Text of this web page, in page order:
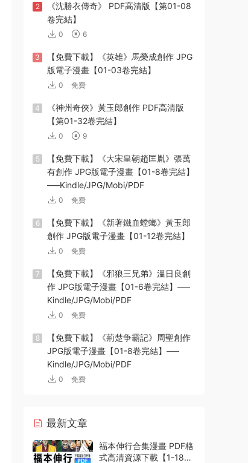
2
《沈勝衣傳奇》 PDF高清版【第01-08
卷完結】
0 6
3
【免費下載】《英雄》馬榮成創作 JPG
版電子漫畫【01-03卷完結】
0 免費
4
《神州奇俠》黃玉郎創作 PDF高清版
【第01-32卷完結】
0 9
5
【免費下載】《大宋皇朝趙匡胤》張萬
有創作 JPG版電子漫畫【01-8卷完結】
—–Kindle/JPG/Mobi/PDF
0 免費
6
【免費下載】《新著鐵血螳螂》黃玉郎
創作 JPG版電子漫畫【01-12卷完結】
0 免費
7
【免費下載】《邪狼三兄弟》溫日良創
作 JPG版電子漫畫【01-6卷完結】—–
Kindle/JPG/Mobi/PDF
0 免費
8
【免費下載】《荊楚争霸記》周聖創作
JPG版電子漫畫【01-8卷完結】—–
Kindle/JPG/Mobi/PDF
0 免費
最新文章
福本伸行合集漫畫 PDF格
式高清資源下載【1-18部